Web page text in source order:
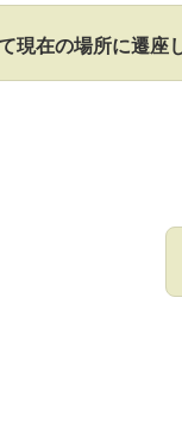
現在の場所に遷座